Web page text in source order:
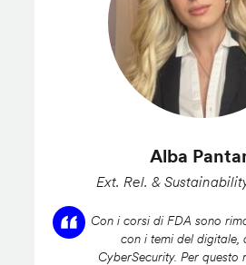
Alba
Ext. Rel. &
Con i corsi di FDA sono
con i temi del digitale,
CyberSecurity. Per questo